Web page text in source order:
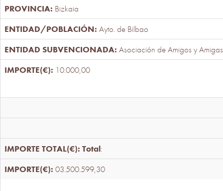
Bizkaia
Ayto. de Bilbao
Asociación de Amigos y
10.000,00
Total:
03.500.599,30